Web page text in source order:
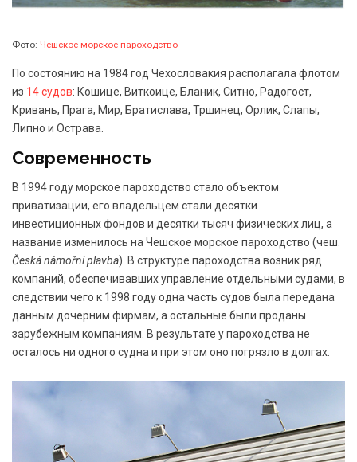
Фото: Чешское морское пароходство
По состоянию на 1984 год Чехословакия располагала флотом
из 14 судов: Кошице, Виткоице, Бланик, Ситно, Радогост,
Кривань, Прага, Мир, Братислава, Тршинец, Орлик, Слапы,
Липно и Острава.
Современность
В 1994 году морское пароходство стало объектом
приватизации, его владельцем стали десятки
инвестиционных фондов и десятки тысяч физических лиц, а
название изменилось на Чешское морское пароходство (чеш.
Česká námořní plavba). В структуре пароходства возник ряд
компаний, обеспечивавших управление отдельными судами, в
следствии чего к 1998 году одна часть судов была передана
данным дочерним фирмам, а остальные были проданы
зарубежным компаниям. В результате у пароходства не
осталось ни одного судна и при этом оно погрязло в долгах.